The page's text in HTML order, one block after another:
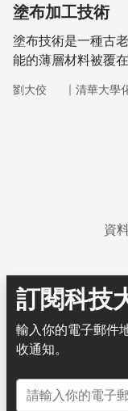
塗布加工技術
塗布技術是一種古
能的薄層材料被覆
劉大佼 ｜ 清華大學
資
訂閱科技
輸入你的電子郵件
收通知。
電子郵件地址